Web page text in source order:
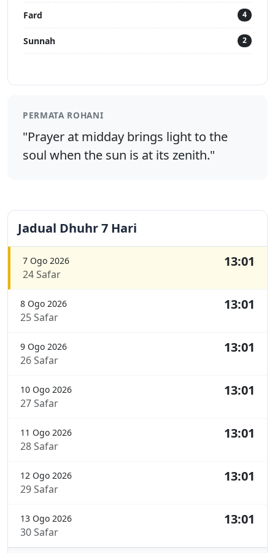
Fard 4
Sunnah 2
PERMATA ROHANI
"Prayer at midday brings light to the
soul when the sun is at its zenith."
Jadual Dhuhr 7 Hari
7 Ogo 2026
24 Safar
13:01
8 Ogo 2026
25 Safar
13:01
9 Ogo 2026
26 Safar
13:01
10 Ogo 2026
27 Safar
13:01
11 Ogo 2026
28 Safar
13:01
12 Ogo 2026
29 Safar
13:01
13 Ogo 2026
30 Safar
13:01